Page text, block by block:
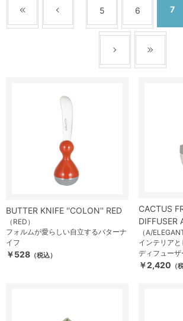
5 6 7
BUTTER KNIFE ''COLON'' RED
（RED）
フォルムが愛らしい自立するバターナ
イフ
￥528 （税込）
CACTUS
DIFFUSER
（A/
インテリア
ディフューザ
￥2,420 （